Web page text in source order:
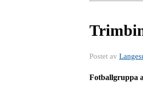
Postet av
Fotballgruppa